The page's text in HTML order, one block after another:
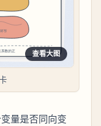
查看大图
量是否同向变